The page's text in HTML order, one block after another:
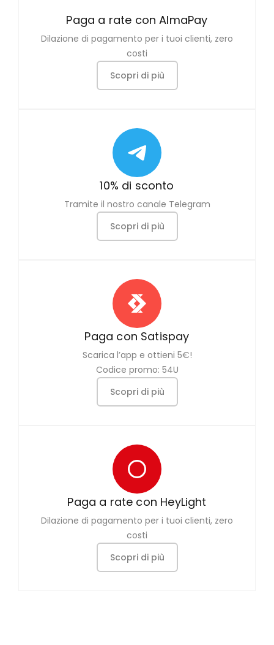
Paga a rate con AlmaPay
Dilazione di pagamento per i tuoi clienti, zero
costi
Scopri di più
10% di sconto
Tramite il nostro canale Telegram
Scopri di più
Paga con Satispay
Scarica l’app e ottieni 5€!
Codice promo: 54U
Scopri di più
Paga a rate con HeyLight
Dilazione di pagamento per i tuoi clienti, zero
costi
Scopri di più